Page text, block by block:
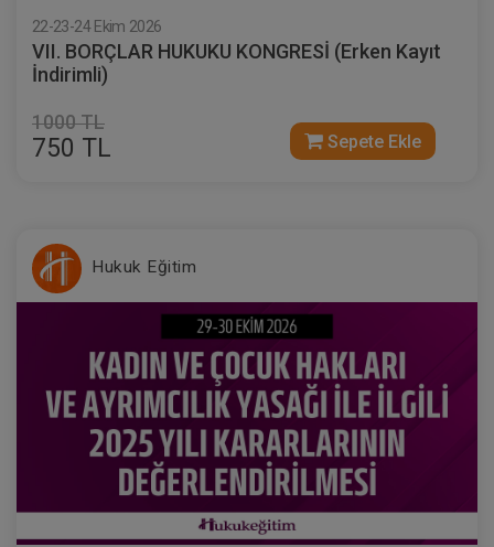
22-23-24 Ekim 2026
VII. BORÇLAR HUKUKU KONGRESİ (Erken Kayıt
İndirimli)
1000 TL
750 TL Sepete Ekle
Hukuk Eğitim